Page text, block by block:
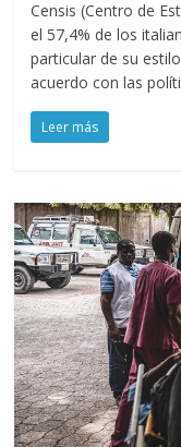
Censis (Centro de
el 57,4% de los
particular de su
acuerdo con las
Leer más